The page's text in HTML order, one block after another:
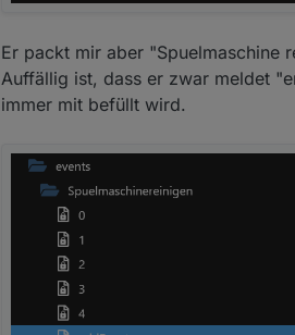
Er packt mir aber "Spuelmaschine
Auffällig ist, dass er zwar meldet
immer mit befüllt wird.